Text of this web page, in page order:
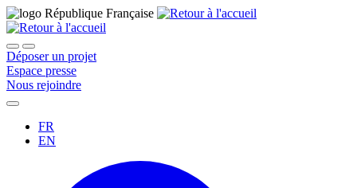
Déposer un projet
Espace presse
Nous rejoindre
FR
EN